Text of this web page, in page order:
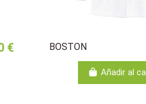
€ BOSTON
Añadir al